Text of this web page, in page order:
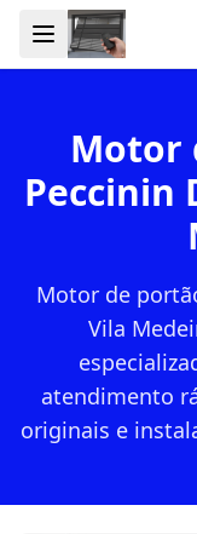
Motor
Peccinin
Motor de
Vila
atendimento
originais e